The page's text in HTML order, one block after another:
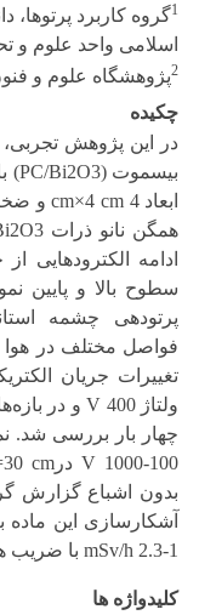
1گروه کاربرد پرتوها،
اسلامی واحد علوم و
2پژوهشگاه علوم و
چکیده
در این پژوهش تجربی،
ادامه
سطوح بالا و پایین
فواصل مختلف در هوا
تغییرات جریان
بدون اشباع گزارش
1-2.3 mSv/h با ضریب همبستگی R2~0.99 به صورت خطی است.
کلیدواژه ها